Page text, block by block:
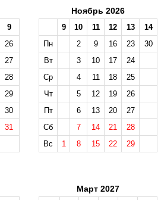
9
26
27
28
29
30
31
Ноябрь 2026
9 10 11 12 13
14
Пн
2 9 16 23
30
Вт
3 10 17
24
Ср
4 11 18
25
Чт
5 12 19
26
Пт
6 13 20
27
Сб
7 14 21
28
Вс
1 8 15 22 29
Март 2027